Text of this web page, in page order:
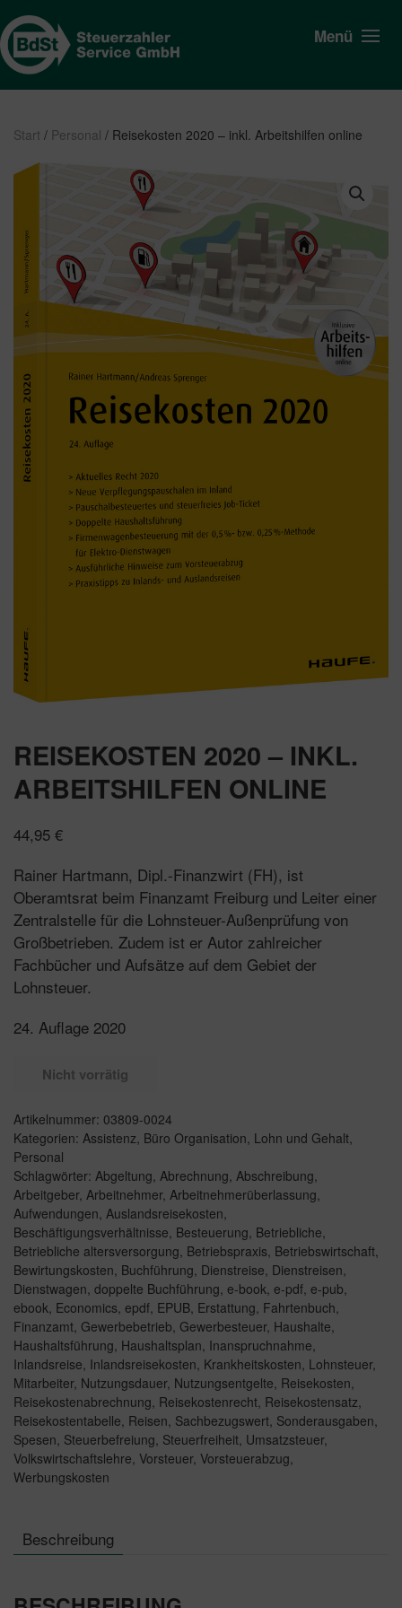
Menü
Start / Personal / Reisekosten 2020 – inkl. Arbeitshilfen online
REISEKOSTEN 2020 – INKL.
ARBEITSHILFEN ONLINE
44,95 €
Rainer Hartmann, Dipl.-Finanzwirt (FH), ist
Oberamtsrat beim Finanzamt Freiburg und Leiter einer
Zentralstelle für die Lohnsteuer-Außenprüfung von
Großbetrieben. Zudem ist er Autor zahlreicher
Fachbücher und Aufsätze auf dem Gebiet der
Lohnsteuer.
24. Auflage 2020
Nicht vorrätig
Artikelnummer: 03809-0024
Kategorien: Assistenz, Büro Organisation, Lohn und Gehalt,
Personal
Schlagwörter: Abgeltung, Abrechnung, Abschreibung,
Arbeitgeber, Arbeitnehmer, Arbeitnehmerüberlassung,
Aufwendungen, Auslandsreisekosten,
Beschäftigungsverhältnisse, Besteuerung, Betriebliche,
Betriebliche altersversorgung, Betriebspraxis, Betriebswirtschaft,
Bewirtungskosten, Buchführung, Dienstreise, Dienstreisen,
Dienstwagen, doppelte Buchführung, e-book, e-pdf, e-pub,
ebook, Economics, epdf, EPUB, Erstattung, Fahrtenbuch,
Finanzamt, Gewerbebetrieb, Gewerbesteuer, Haushalte,
Haushaltsführung, Haushaltsplan, Inanspruchnahme,
Inlandsreise, Inlandsreisekosten, Krankheitskosten, Lohnsteuer,
Mitarbeiter, Nutzungsdauer, Nutzungsentgelte, Reisekosten,
Reisekostenabrechnung, Reisekostenrecht, Reisekostensatz,
Reisekostentabelle, Reisen, Sachbezugswert, Sonderausgaben,
Spesen, Steuerbefreiung, Steuerfreiheit, Umsatzsteuer,
Volkswirtschaftslehre, Vorsteuer, Vorsteuerabzug,
Werbungskosten
Beschreibung